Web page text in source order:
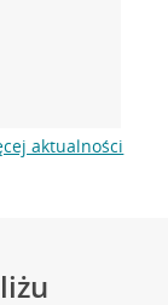
aktualności